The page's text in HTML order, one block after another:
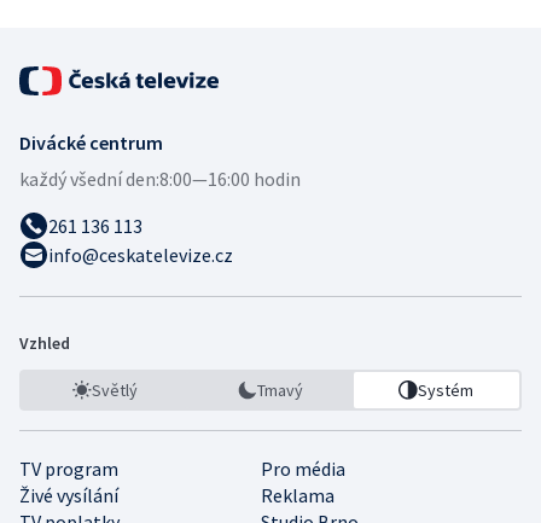
Divácké centrum
každý všední den:8:00—16:00 hodin
261 136 113
info@ceskatelevize.cz
Vzhled
Světlý Tmavý Systém
TV program
Pro média
Živé vysílání
Reklama